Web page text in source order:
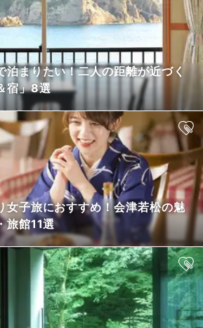
泊まりたい！二人の距離が近づく
宿」8選
女子旅におすすめ！会津若松の魅
旅館11選